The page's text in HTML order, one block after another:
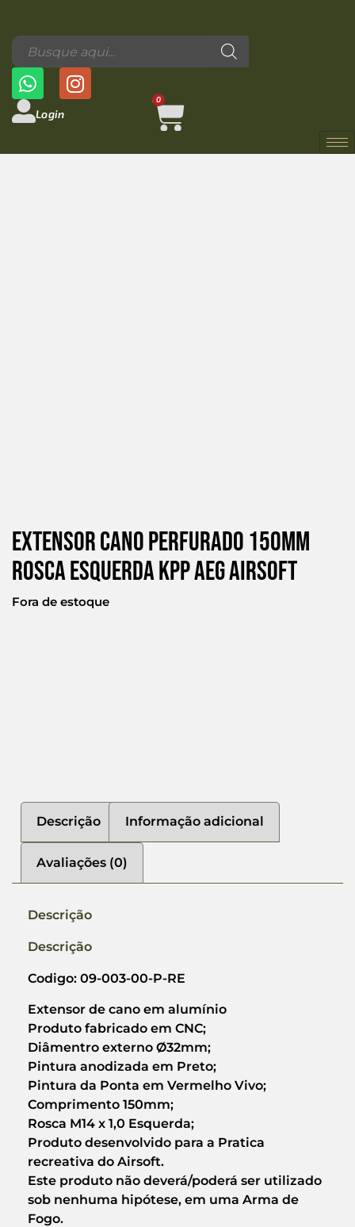
Login
0
Extensor Cano Perfurado 150mm
Rosca Esquerda Kpp Aeg Airsoft
Fora de estoque
Descrição Informação adicional
Avaliações (0)
Descrição
Descrição
Codigo: 09-003-00-P-RE
Extensor de cano em alumínio
Produto fabricado em CNC;
Diâmentro externo Ø32mm;
Pintura anodizada em Preto;
Pintura da Ponta em Vermelho Vivo;
Comprimento 150mm;
Rosca M14 x 1,0 Esquerda;
Produto desenvolvido para a Pratica
recreativa do Airsoft.
Este produto não deverá/poderá ser utilizado
sob nenhuma hipótese, em uma Arma de
Fogo.